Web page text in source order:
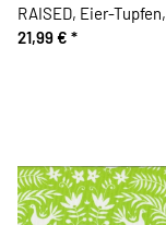
RAISED, Eier-Tupfen,
schwarz, Henry Glass
21,99 € *